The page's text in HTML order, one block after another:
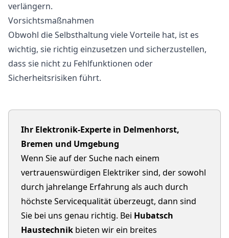
verlängern.
Vorsichtsmaßnahmen
Obwohl die Selbsthaltung viele Vorteile hat, ist es
wichtig, sie richtig einzusetzen und sicherzustellen,
dass sie nicht zu Fehlfunktionen oder
Sicherheitsrisiken führt.
Ihr Elektronik-Experte in Delmenhorst,
Bremen und Umgebung
Wenn Sie auf der Suche nach einem
vertrauenswürdigen Elektriker sind, der sowohl
durch jahrelange Erfahrung als auch durch
höchste Servicequalität überzeugt, dann sind
Sie bei uns genau richtig. Bei Hubatsch
Haustechnik bieten wir ein breites